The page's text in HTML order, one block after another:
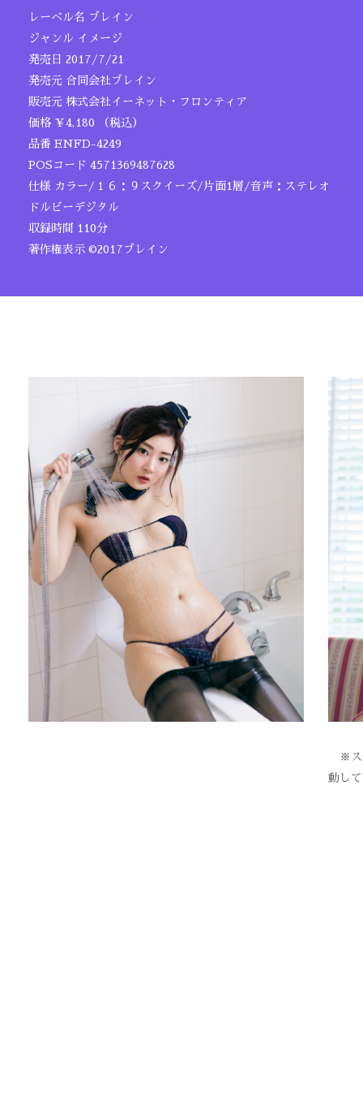
レーベル名 ブレイン
ジャンル イメージ
発売日 2017/7/21
発売元 合同会社ブレイン
販売元 株式会社イーネット・フロンティア
価格 ￥4,180 （税込）
品番 ENFD-4249
POSコード 4571369487628
仕様 カラー/１６：９スクイーズ/片面1層/音声：ステレオ
ドルビーデジタル
収録時間 110分
著作権表示 ©2017ブレイン
※ス
動し